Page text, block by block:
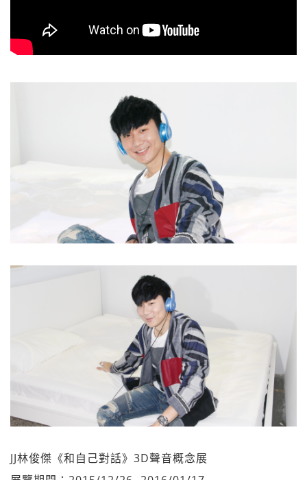
JJ林俊傑《和自己對話》3D聲音概念展